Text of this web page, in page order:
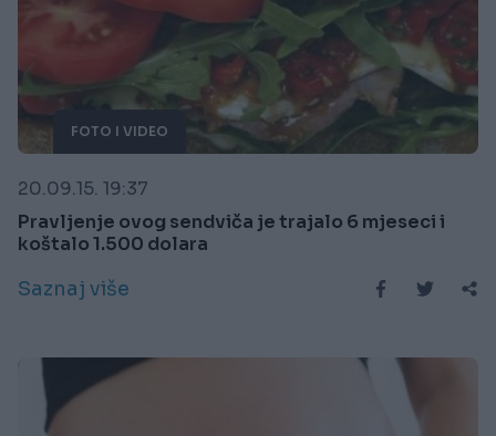
FOTO I VIDEO
20.09.15. 19:37
Pravljenje ovog sendviča je trajalo 6 mjeseci i
koštalo 1.500 dolara
Saznaj više